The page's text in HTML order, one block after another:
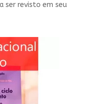
ser revisto em seu